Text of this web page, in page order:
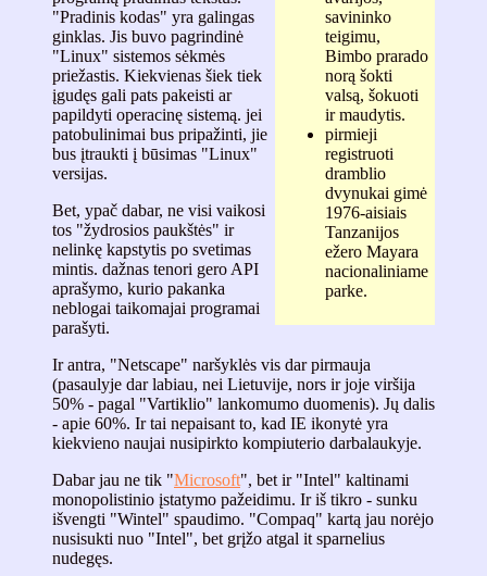
savininko
teigimu,
Bimbo prarado
norą šokti
valsą, šokuoti
ir maudytis.
pirmieji
registruoti
dramblio
dvynukai gimė
1976-aisiais
Tanzanijos
ežero Mayara
nacionaliniame
parke.
"Pradinis kodas" yra galingas
ginklas. Jis buvo pagrindinė
"Linux" sistemos sėkmės
priežastis. Kiekvienas šiek tiek
įgudęs gali pats pakeisti ar
papildyti operacinę sistemą. jei
patobulinimai bus pripažinti, jie
bus įtraukti į būsimas "Linux"
versijas.
Bet, ypač dabar, ne visi vaikosi
tos "žydrosios paukštės" ir
nelinkę kapstytis po svetimas
mintis. dažnas tenori gero API
aprašymo, kurio pakanka
neblogai taikomajai programai
parašyti.
Ir antra, "Netscape" naršyklės vis dar pirmauja
(pasaulyje dar labiau, nei Lietuvije, nors ir joje viršija
50% - pagal "Vartiklio" lankomumo duomenis). Jų dalis
- apie 60%. Ir tai nepaisant to, kad IE ikonytė yra
kiekvieno naujai nusipirkto kompiuterio darbalaukyje.
Dabar jau ne tik "Microsoft", bet ir "Intel" kaltinami
monopolistinio įstatymo pažeidimu. Ir iš tikro - sunku
išvengti "Wintel" spaudimo. "Compaq" kartą jau norėjo
nusisukti nuo "Intel", bet grįžo atgal it sparnelius
nudegęs.